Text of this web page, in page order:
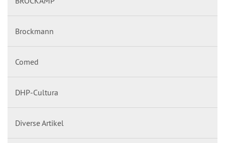
Brockmann
Comed
DHP-Cultura
Diverse Artikel